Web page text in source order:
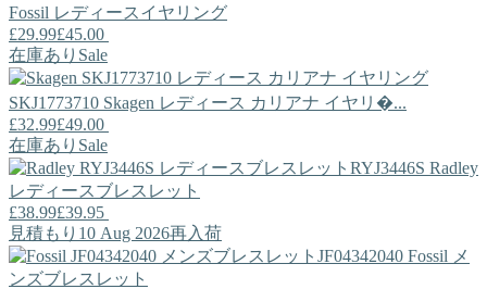
Fossil レディースイヤリング
£29.99£45.00
在庫あり Sale
SKJ1773710 Skagen レディース カリアナ イヤリ�...
£32.99£49.00
在庫あり Sale
RYJ3446S Radley
レディースブレスレット
£38.99£39.95
見積もり10 Aug 2026再入荷
JF04342040 Fossil メ
ンズブレスレット